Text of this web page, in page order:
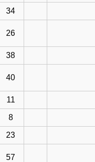
34
26
38
40
11
8
23
57